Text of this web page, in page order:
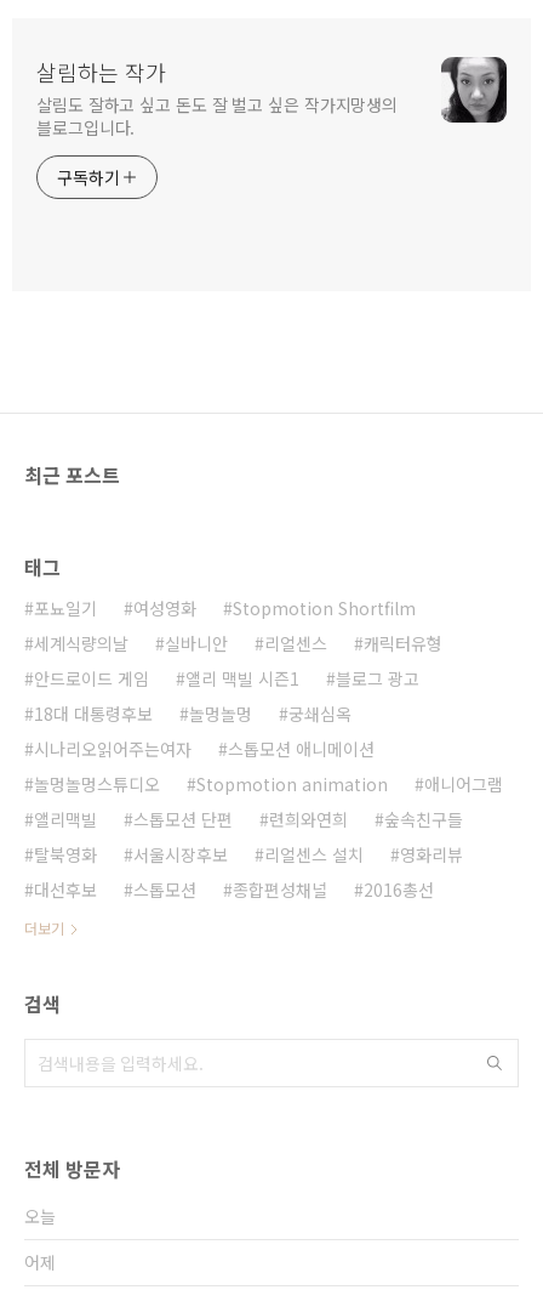
살림하는 작가
살림도 잘하고 싶고 돈도 잘 벌고 싶은 작가지망생의
블로그입니다.
구독하기
최근 포스트
태그
포뇨일기 여성영화
Stopmotion Shortfilm
세계식량의날
실바니안 리얼센스
캐릭터유형
안드로이드 게임
앨리 맥빌 시즌1
블로그 광고
18대 대통령후보
놀멍놀멍
궁쇄심옥
시나리오읽어주는여자
스톱모션 애니메이션
놀멍놀멍스튜디오
Stopmotion animation
애니어그램
앨리맥빌
스톱모션 단편 련희와연희
숲속친구들
탈북영화
서울시장후보 리얼센스 설치
영화리뷰
대선후보
스톱모션 종합편성채널 2016총선
더보기
검색
전체 방문자
오늘
어제